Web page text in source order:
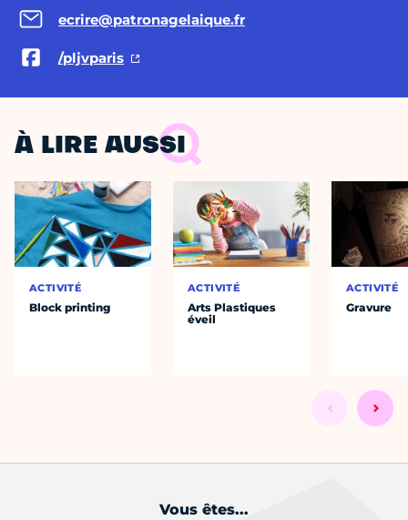
ecrire@patronagelaique.fr
/pljvparis
À LIRE AUSSI
ACTIVITÉ
Block printing
ACTIVITÉ
Arts Plastiques
éveil
ACTIVITÉ
Gravure
Vous êtes...